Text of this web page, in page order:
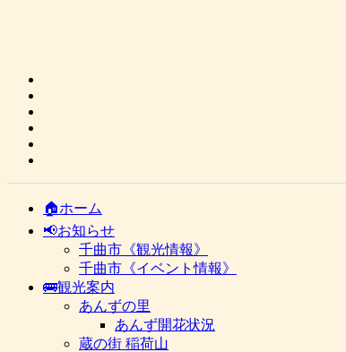
🏠ホーム
📢お知らせ
千曲市《観光情報》
千曲市《イベント情報》
🚌観光案内
あんずの里
あんず開花状況
蔵の街 稲荷山